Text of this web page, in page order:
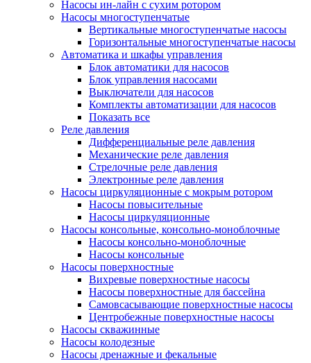
Насосы ин-лайн с сухим ротором
Насосы многоступенчатые
Вертикальные многоступенчатые насосы
Горизонтальные многоступенчатые насосы
Автоматика и шкафы управления
Блок автоматики для насосов
Блок управления насосами
Выключатели для насосов
Комплекты автоматизации для насосов
Показать все
Реле давления
Дифференциальные реле давления
Механические реле давления
Стрелочные реле давления
Электронные реле давления
Насосы циркуляционные с мокрым ротором
Насосы повысительные
Насосы циркуляционные
Насосы консольные, консольно-моноблочные
Насосы консольно-моноблочные
Насосы консольные
Насосы поверхностные
Вихревые поверхностные насосы
Насосы поверхностные для бассейна
Самовсасывающие поверхностные насосы
Центробежные поверхностные насосы
Насосы скважинные
Насосы колодезные
Насосы дренажные и фекальные